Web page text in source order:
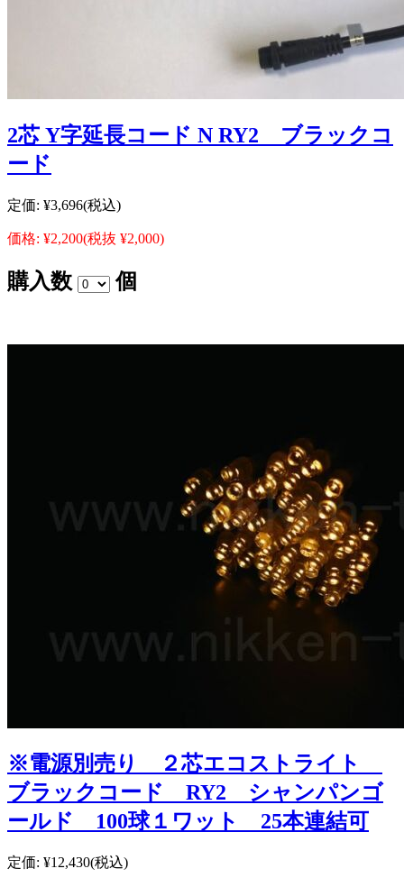
2芯 Y字延長コード N RY2 ブラックコ
ード
定価: ¥3,696(税込)
価格: ¥2,200(税抜 ¥2,000)
購入数 個
※電源別売り ２芯エコストライト
ブラックコード RY2 シャンパンゴ
ールド 100球１ワット 25本連結可
定価: ¥12,430(税込)